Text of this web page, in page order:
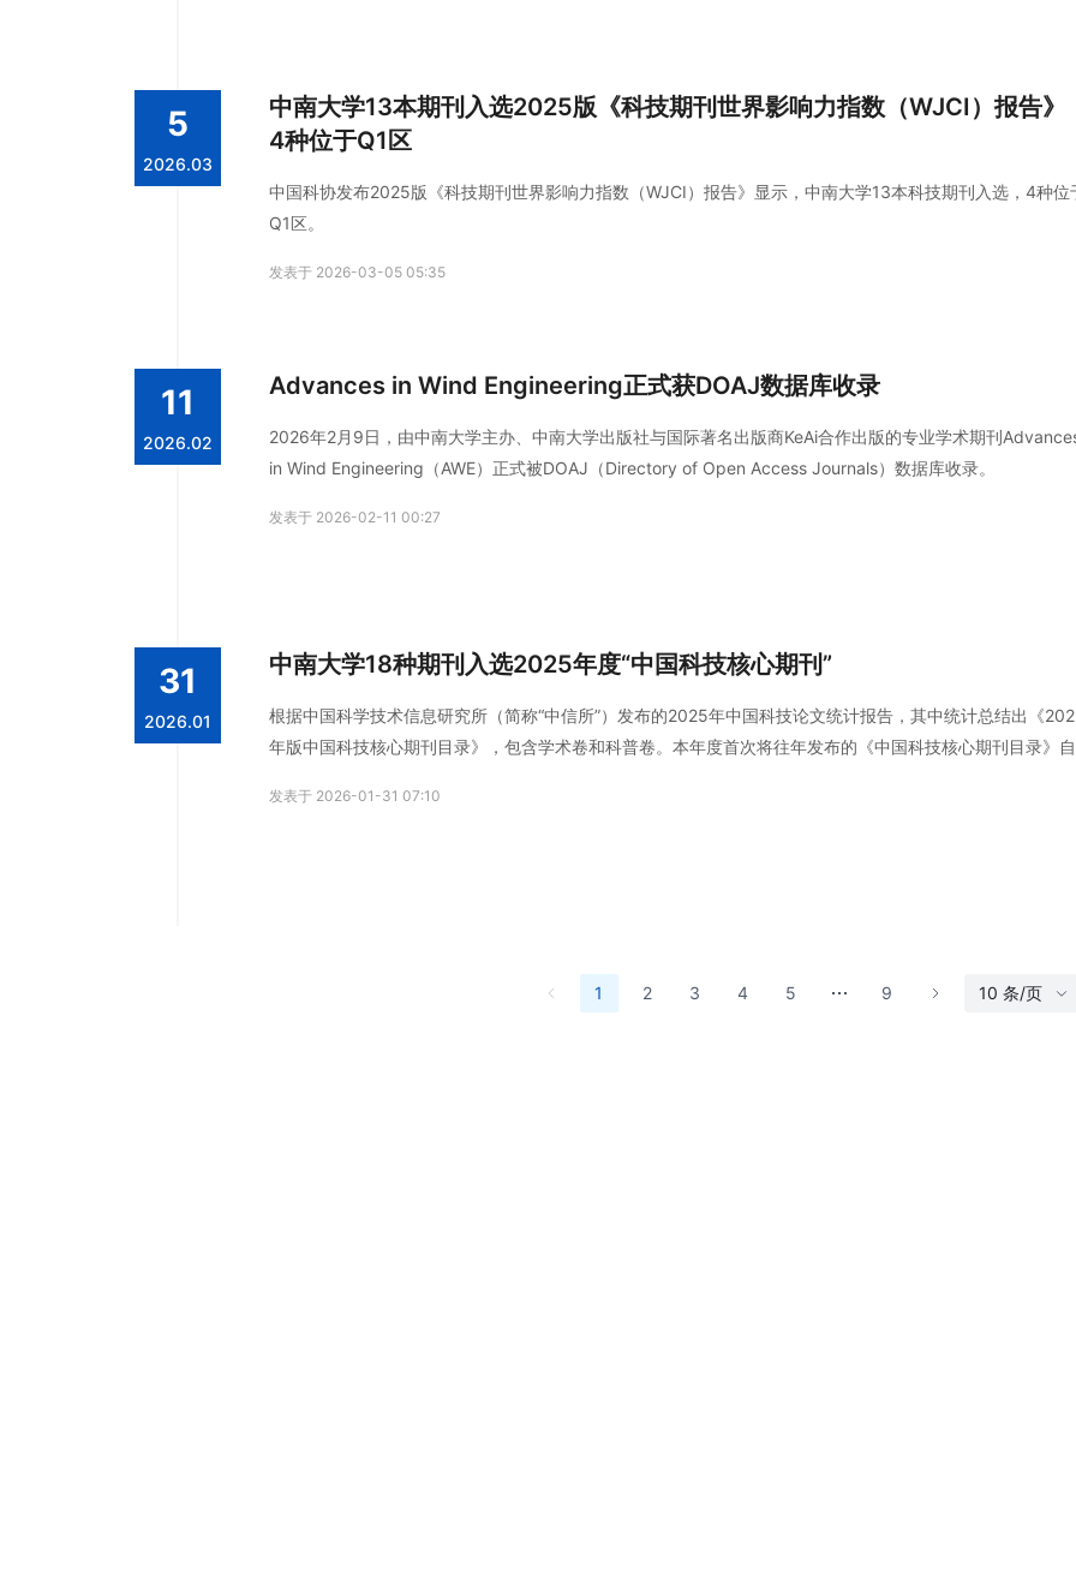
5
2026.03
中南大学13本期刊入选2025版《科技期刊世界影响力指数（WJCI）报告》
4种位于Q1区
中国科协发布2025版《科技期刊世界影响力指数（WJCI）报告》显示，中南大学13本科技期刊入选，4种位
Q1区。
发表于 2026-03-05 05:35
11
2026.02
Advances in Wind Engineering正式获DOAJ数据库收录
2026年2月9日，由中南大学主办、中南大学出版社与国际著名出版商KeAi合作出版的专业学术期刊
in Wind Engineering（AWE）正式被DOAJ（Directory of Open Access Journals）数据库收录。
发表于 2026-02-11 00:27
31
2026.01
中南大学18种期刊入选2025年度“中国科技核心期刊”
根据中国科学技术信息研究所（简称“中信所”）发布的2025年中国科技论文统计报告，其中统计总结出《
年版中国科技核心期刊目录》，包含学术卷和科普卷。本年度首次将往年发布的《中国科技核心期刊目录》自
发表于 2026-01-31 07:10
1 2 3 4 5 9 10 条/页